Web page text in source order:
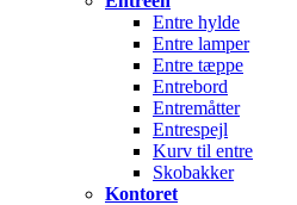
Entre hylde
Entre lamper
Entre tæppe
Entrebord
Entremåtter
Entrespejl
Kurv til entre
Skobakker
Kontoret